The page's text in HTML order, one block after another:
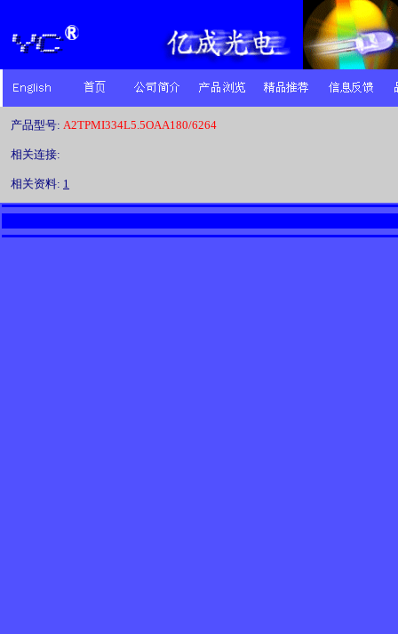
产品型号: A2TPMI334L5.5OAA180/6264
相关连接:
相关资料: 1